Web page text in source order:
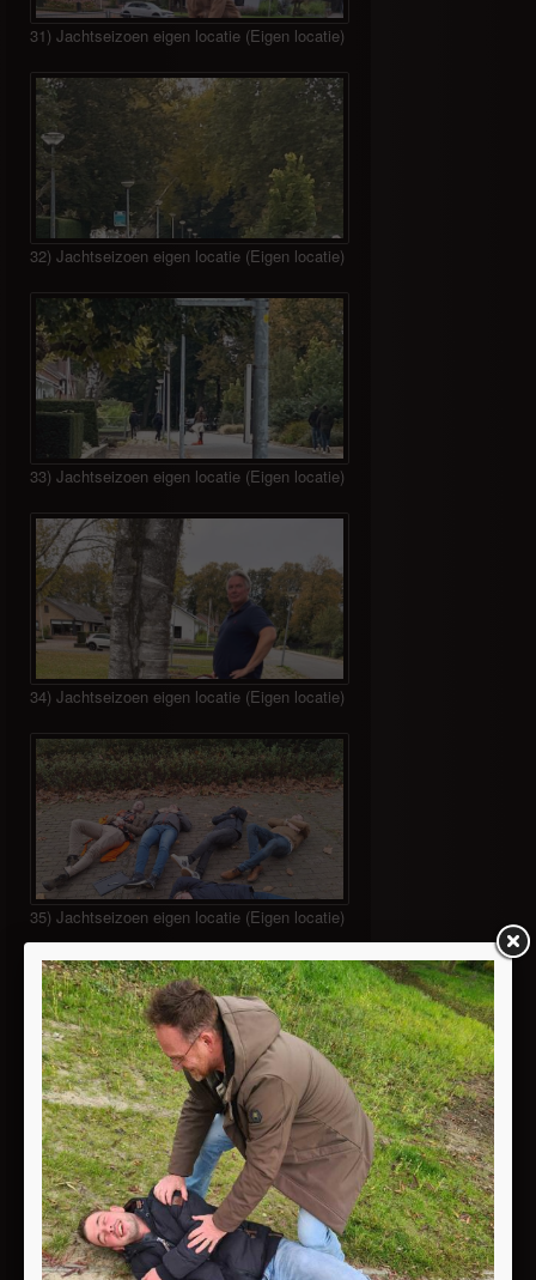
31) Jachtseizoen eigen locatie (Eigen locatie)
32) Jachtseizoen eigen locatie (Eigen locatie)
33) Jachtseizoen eigen locatie (Eigen locatie)
34) Jachtseizoen eigen locatie (Eigen locatie)
35) Jachtseizoen eigen locatie (Eigen locatie)
36) Jachtseizoen eigen locatie (Eigen locatie)